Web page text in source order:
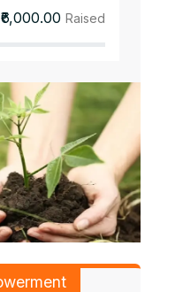
₹6,000.00 Raised